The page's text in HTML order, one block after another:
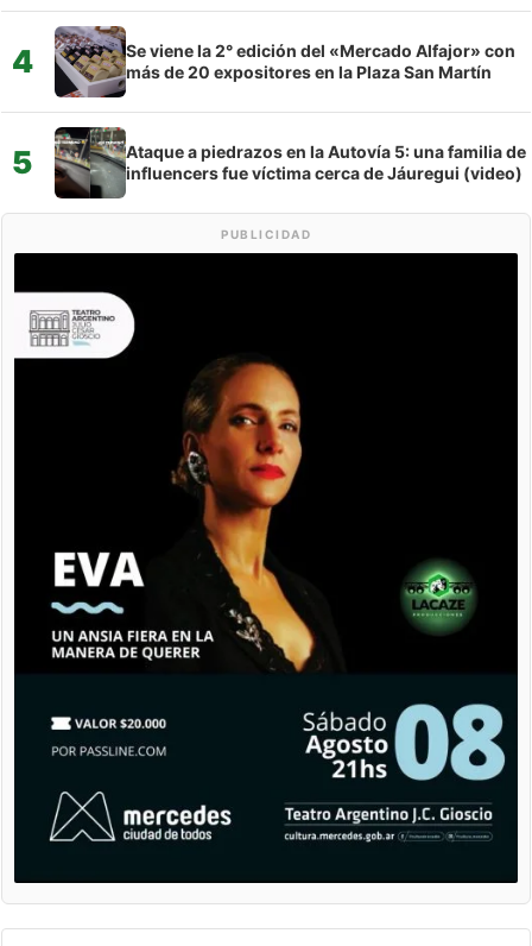
4
Se viene la 2° edición del «Mercado Alfajor» con
más de 20 expositores en la Plaza San Martín
5
Ataque a piedrazos en la Autovía 5: una familia de
influencers fue víctima cerca de Jáuregui (video)
PUBLICIDAD